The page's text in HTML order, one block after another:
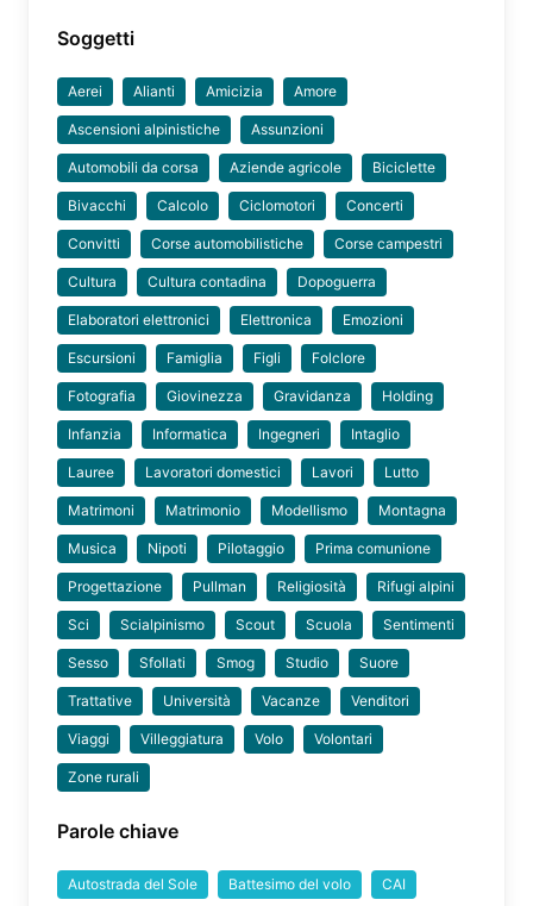
Soggetti
Aerei Alianti Amicizia Amore
Ascensioni alpinistiche Assunzioni
Automobili da corsa Aziende agricole Biciclette
Bivacchi Calcolo Ciclomotori Concerti
Convitti Corse automobilistiche Corse campestri
Cultura Cultura contadina Dopoguerra
Elaboratori elettronici Elettronica Emozioni
Escursioni Famiglia Figli Folclore
Fotografia Giovinezza Gravidanza Holding
Infanzia Informatica Ingegneri Intaglio
Lauree Lavoratori domestici Lavori Lutto
Matrimoni Matrimonio Modellismo Montagna
Musica Nipoti Pilotaggio Prima comunione
Progettazione Pullman Religiosità Rifugi alpini
Sci Scialpinismo Scout Scuola Sentimenti
Sesso Sfollati Smog Studio Suore
Trattative Università Vacanze Venditori
Viaggi Villeggiatura Volo Volontari
Zone rurali
Parole chiave
Autostrada del Sole Battesimo del volo CAI